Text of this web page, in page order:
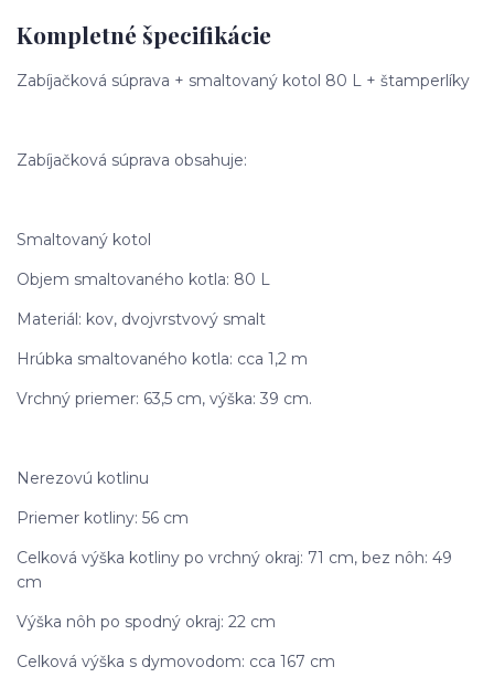
Kompletné špecifikácie
Zabíjačková súprava + smaltovaný kotol 80 L + štamperlíky
Zabíjačková súprava obsahuje:
Smaltovaný kotol
Objem smaltovaného kotla: 80 L
Materiál: kov, dvojvrstvový smalt
Hrúbka smaltovaného kotla: cca 1,2 m
Vrchný priemer: 63,5 cm, výška: 39 cm.
Nerezovú kotlinu
Priemer kotliny: 56 cm
Celková výška kotliny po vrchný okraj: 71 cm, bez nôh: 49
cm
Výška nôh po spodný okraj: 22 cm
Celková výška s dymovodom: cca 167 cm